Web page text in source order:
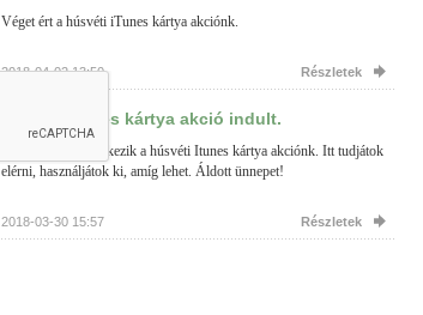
Véget ért a húsvéti iTunes kártya akciónk.
2018-04-02 13:50 Részletek
Húsvéti Itunes kártya akció indult.
Minden évben élérkezik a húsvéti Itunes kártya akciónk. Itt tudjátok
elérni, használjátok ki, amíg lehet. Áldott ünnepet!
2018-03-30 15:57 Részletek